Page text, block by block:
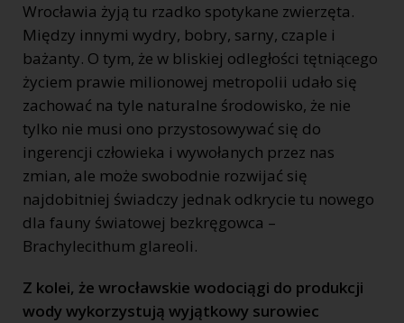
Wrocławia żyją tu rzadko spotykane zwierzęta.
Między innymi wydry, bobry, sarny, czaple i
bażanty. O tym, że w bliskiej odległości tętniącego
życiem prawie milionowej metropolii udało się
zachować na tyle naturalne środowisko, że nie
tylko nie musi ono przystosowywać się do
ingerencji człowieka i wywołanych przez nas
zmian, ale może swobodnie rozwijać się
najdobitniej świadczy jednak odkrycie tu nowego
dla fauny światowej bezkręgowca –
Brachylecithum glareoli.
Z kolei, że wrocławskie wodociągi do produkcji
wody wykorzystują wyjątkowy surowiec